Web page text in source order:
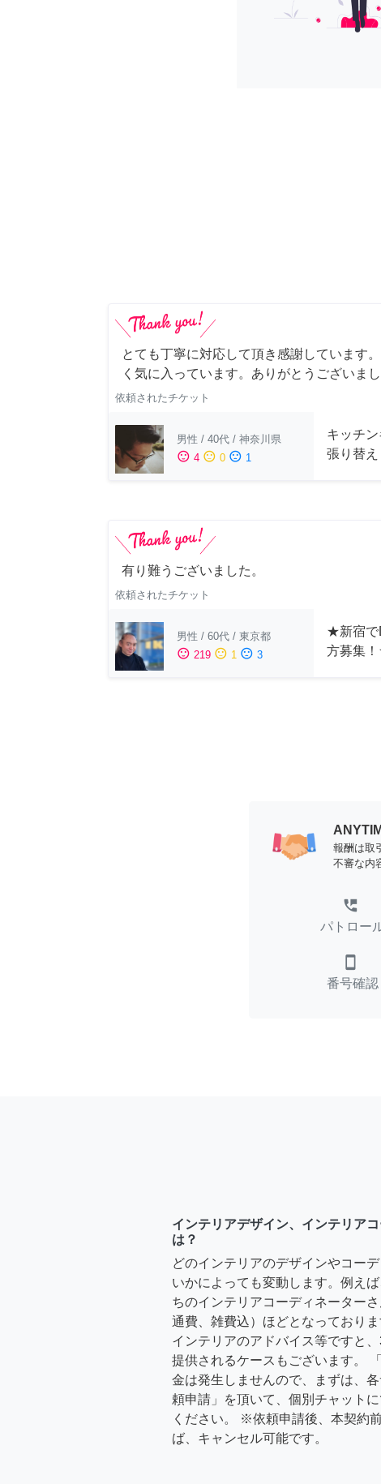
とても丁寧に対応して頂き感謝しています
く気に入っています。ありがとうございまし
依頼されたチケット
男性 / 40代 / 神奈川県
sentiment_satisfied 4 sentiment_neutral 0 sentiment_dissatisfied 1
キッチ
張り替え
有り難うございました。
依頼されたチケット
男性 / 60代 / 東京都
sentiment_satisfied 219 sentiment_neutral 1 sentiment_dissatisfied 3
★新宿で
方募集
報酬は取
不審な内
perm_phone_msg
パトロー
smartphone
番号確認
インテリアデザイン、インテリア
は？
どのインテリアのデザインやコー
いかによっても変動します。例え
ちのインテリアコーディネーター
通費、雑費込）ほどとなっており
インテリアのアドバイス等ですと
提供されるケースもございます。
金は発生しませんので、まずは、
頼申請」を頂いて、個別チャット
ください。 ※依頼申請後、本契約
ば、キャンセル可能です。